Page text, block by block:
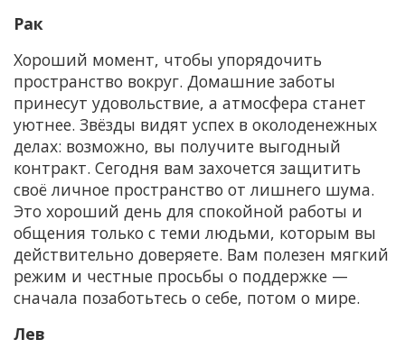
Рак
Хороший момент, чтобы упорядочить
пространство вокруг. Домашние заботы
принесут удовольствие, а атмосфера станет
уютнее. Звёзды видят успех в околоденежных
делах: возможно, вы получите выгодный
контракт. Сегодня вам захочется защитить
своё личное пространство от лишнего шума.
Это хороший день для спокойной работы и
общения только с теми людьми, которым вы
действительно доверяете. Вам полезен мягкий
режим и честные просьбы о поддержке —
сначала позаботьтесь о себе, потом о мире.
Лев